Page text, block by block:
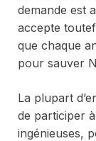
demande est
accepte
que chaque
pour sauver
La plupart
de participer
ingénieuses,